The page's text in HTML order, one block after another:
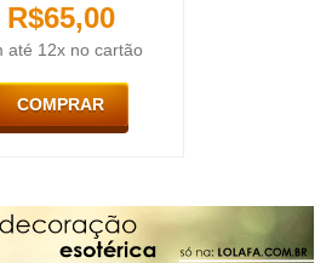
R$65,00
até 12x no cartão
COMPRAR